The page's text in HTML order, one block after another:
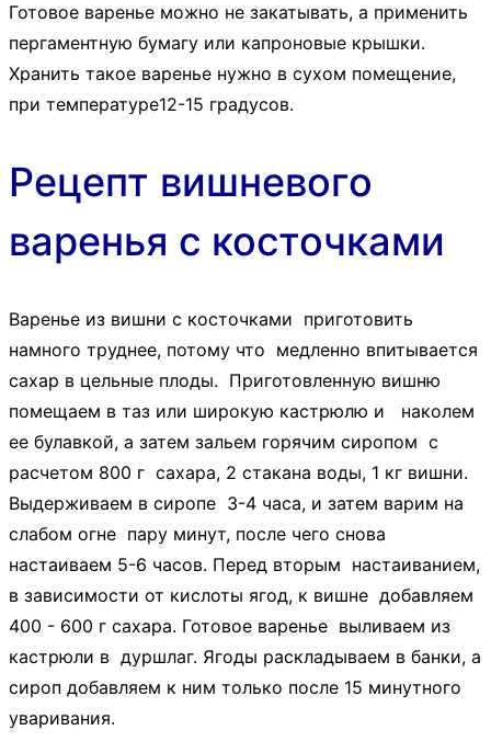
Готовое варенье можно не закатывать, а применить
пергаментную бумагу или капроновые крышки.
Хранить такое варенье нужно в сухом помещение,
при температуре12-15 градусов.
Рецепт вишневого
варенья с косточками
Варенье из вишни с косточками приготовить
намного труднее, потому что медленно впитывается
сахар в цельные плоды. Приготовленную вишню
помещаем в таз или широкую кастрюлю и наколем
ее булавкой, а затем зальем горячим сиропом с
расчетом 800 г сахара, 2 стакана воды, 1 кг вишни.
Выдерживаем в сиропе 3-4 часа, и затем варим на
слабом огне пару минут, после чего снова
настаиваем 5-6 часов. Перед вторым настаиванием,
в зависимости от кислоты ягод, к вишне добавляем
400 - 600 г сахара. Готовое варенье выливаем из
кастрюли в дуршлаг. Ягоды раскладываем в банки, а
сироп добавляем к ним только после 15 минутного
уваривания.